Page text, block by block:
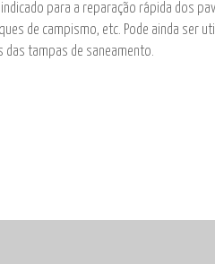
indicado para a reparação rápida dos
de campismo, etc. Pode ainda ser
tampas de saneamento.